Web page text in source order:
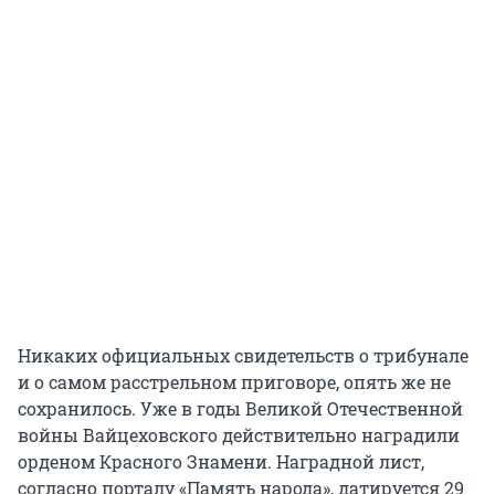
Никаких официальных свидетельств о трибунале
и о самом расстрельном приговоре, опять же не
сохранилось. Уже в годы Великой Отечественной
войны Вайцеховского действительно наградили
орденом Красного Знамени. Наградной лист,
согласно порталу «Память народа», датируется 29